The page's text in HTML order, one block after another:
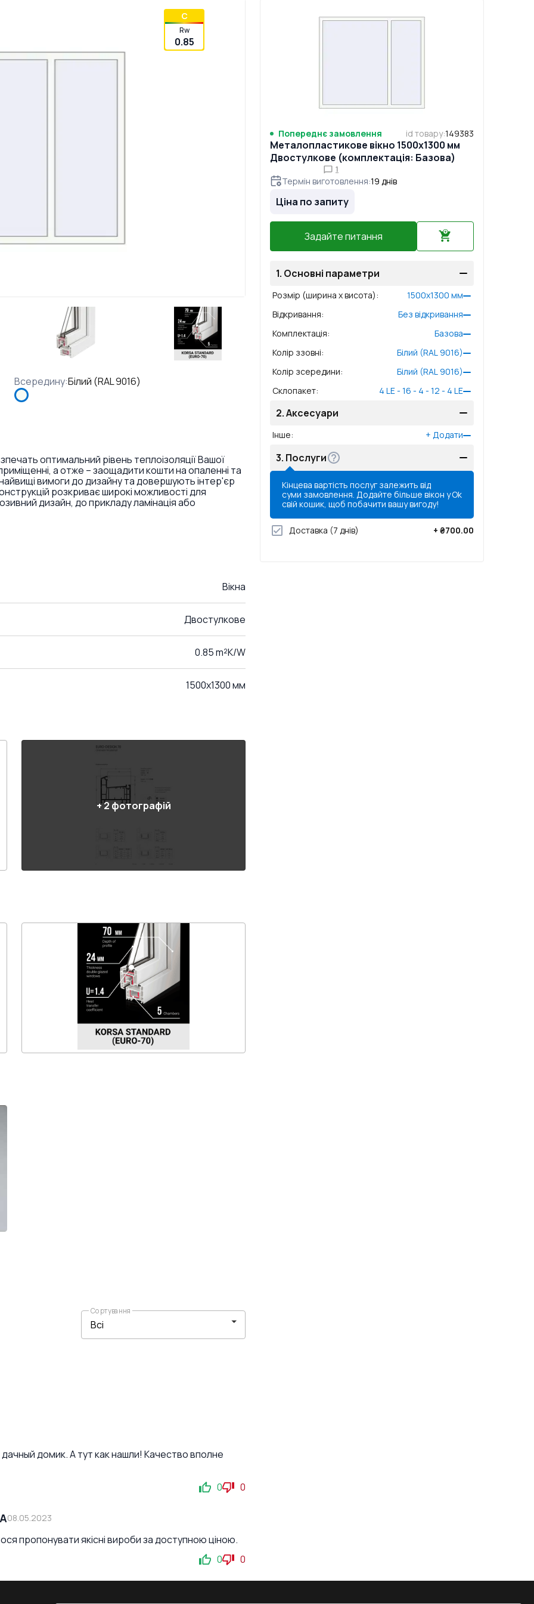
C
Rw
0.85
Всередину:Білий (RAL 9016)
оптимальний рівень теплоізоляції Вашої
а отже – заощадити кошти на опаленні та
вимоги до дизайну та довершують інтер'єр
розкриває широкі можливості для
дизайн, до прикладу ламінація або
Вікна
Двостулкове
0.85 m²K/W
1500x1300 мм
+2 фотографій
Сортування
домик. А тут как нашли! Качество вполне
0 0
08.05.2023
пропонувати якісні вироби за доступною ціною.
0
0
Попереднє замовлення id товару:149383
Металопластикове вікно 1500x1300 мм
Двостулкове (комплектація: Базова)
1
Термін виготовлення:19 днів
Ціна по запиту
Задайте питання
1. Основні параметри
Розмір (ширина x висота): 1500x1300 мм
Відкривання:
Без відкривання
Комплектація:
Базова
Колір ззовні:
Білий (RAL 9016)
Колір зсередини:
Білий (RAL 9016)
Склопакет: 4 LE - 16 - 4 - 12 - 4 LE
2.Аксесуари
Інше: + Додати
3. Послуги
Кінцева вартість послуг залежить від
суми замовлення. Додайте більше вікон у
свій кошик, щоб побачити вашу вигоду!
Ok
Доставка (7 днів) + ₴700.00